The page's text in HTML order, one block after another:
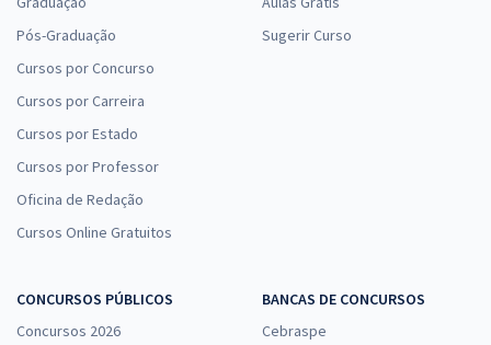
Pós-Graduação
Cursos por Concurso
Cursos por Carreira
Cursos por Estado
Cursos por Professor
Oficina de Redação
Cursos Online Gratuitos
Sugerir Curso
CONCURSOS PÚBLICOS
Concursos 2026
BANCAS DE CONCURSOS
Cebraspe